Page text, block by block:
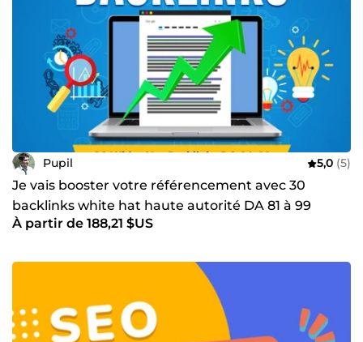
Pupil 5,0 (5)
Je vais booster votre référencement avec 30
backlinks white hat haute autorité DA 81 à 99
dofollow
À partir de 188,21 $US